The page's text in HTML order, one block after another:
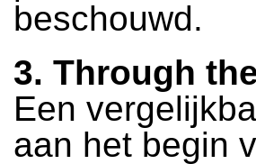
beschouwd.
3. Through
Een
aan het begin